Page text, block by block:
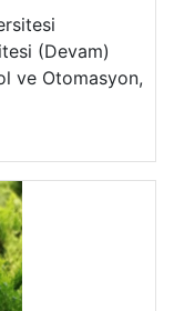
(Devam)
ve Otomasyon,